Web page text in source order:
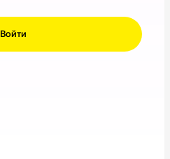
Войти